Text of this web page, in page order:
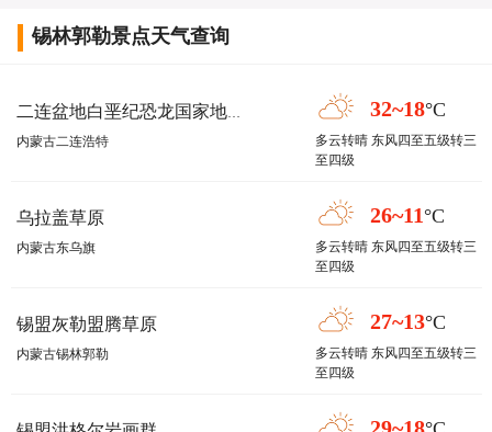
锡林郭勒景点天气查询
二连盆地白垩纪恐龙国家地质公园
内蒙古二连浩特
32~18°C
多云转晴 东风四至五级转三
至四级
乌拉盖草原
内蒙古东乌旗
26~11 °C
多云转晴 东风四至五级转三
至四级
锡盟灰勒盟腾草原
内蒙古锡林郭勒
27~13°C
多云转晴 东风四至五级转三
至四级